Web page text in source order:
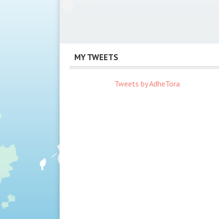
MY TWEETS
Tweets by AdheTora